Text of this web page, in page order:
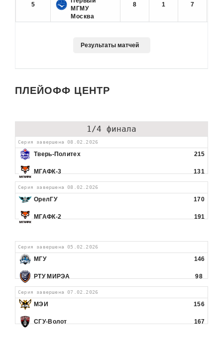
5
МГМУ
Москва
8 1 7
ПЛЕЙОФФ ЦЕНТР
1/4 финала
Серия завершена 08.02.2026
Тверь-Политех 215
МГАФК-3 131
Серия завершена 08.02.2026
ОрелГУ 170
МГАФК-2 191
Серия завершена 05.02.2026
МГУ 146
РТУ МИРЭА 98
Серия завершена 07.02.2026
МЭИ 156
СГУ-Волот 167